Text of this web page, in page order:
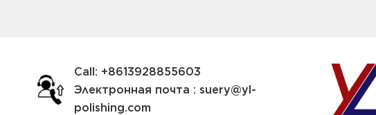
Call: +8613928855603
Электронная почта : suery@yl-
polishing.com